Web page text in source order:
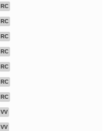
RC
RC
RC
RC
RC
RC
RC
VV
VV